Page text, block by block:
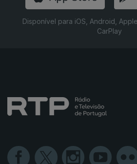
Disponível para iOS, Android,
CarPlay